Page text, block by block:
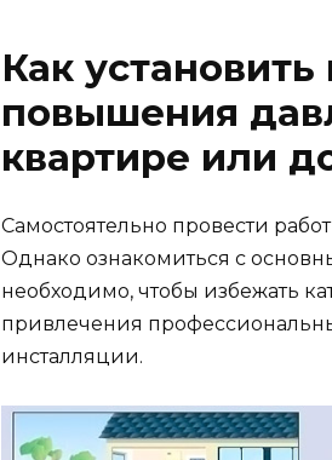
Как
повышения
квартире или
Самостоятельно провести
Однако ознакомиться с
необходимо, чтобы избежать
привлечения
инсталляции.